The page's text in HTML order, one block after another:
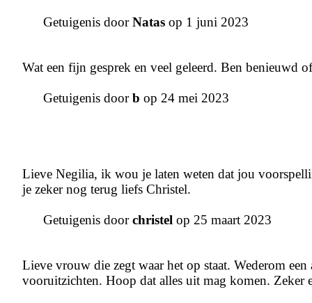
Getuigenis doorNatas op 1 juni 2023
Wat een fijn gesprek en veel geleerd. Ben benieuwd
Getuigenis doorb op 24 mei 2023
Lieve Negilia, ik wou je laten weten dat jou
je zeker nog terug liefs Christel.
Getuigenis doorchristel op 25 maart 2023
Lieve vrouw die zegt waar het op staat. Wederom
vooruitzichten. Hoop dat alles uit mag komen. Zeker